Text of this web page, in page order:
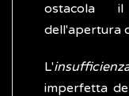
ostacola
dell'apertura
L'
imperfetta